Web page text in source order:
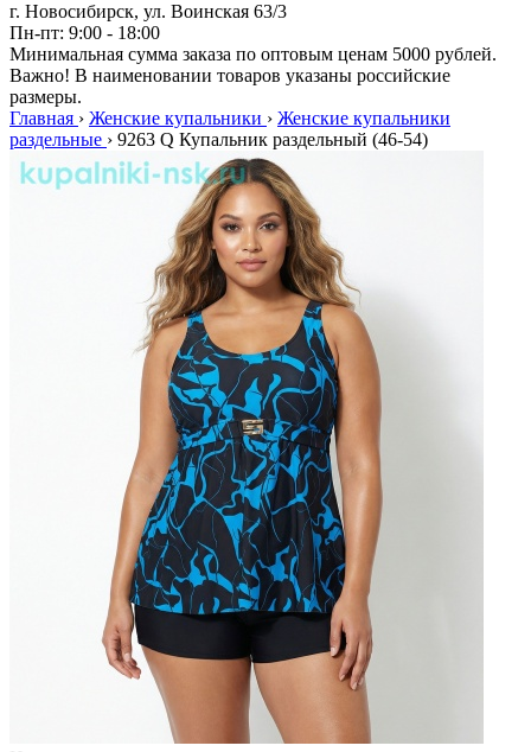
г. Новосибирск, ул. Воинская 63/3
Пн-пт: 9:00 - 18:00
Минимальная сумма заказа по оптовым ценам 5000 рублей.
Важно! В наименовании товаров указаны российские
размеры.
Главная › Женские купальники › Женские купальники
раздельные › 9263 Q Купальник раздельный (46-54)